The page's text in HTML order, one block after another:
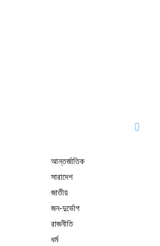
আন্তর্জাতিক
সারাদেশ
জাতীয়
জন-দুর্ভোগ
রাজনীতি
ধর্ম